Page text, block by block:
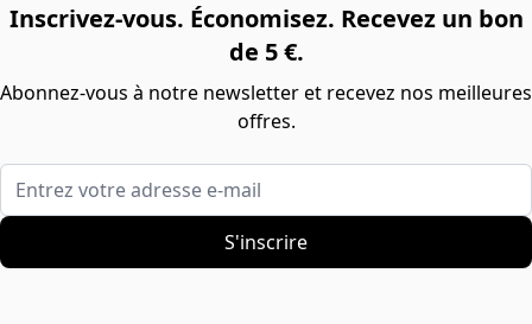
Inscrivez-vous. Économisez. Recevez un bon
de 5 €.
Abonnez-vous à notre newsletter et recevez nos meilleures
offres.
Entrez votre adresse e-mail
S'inscrire